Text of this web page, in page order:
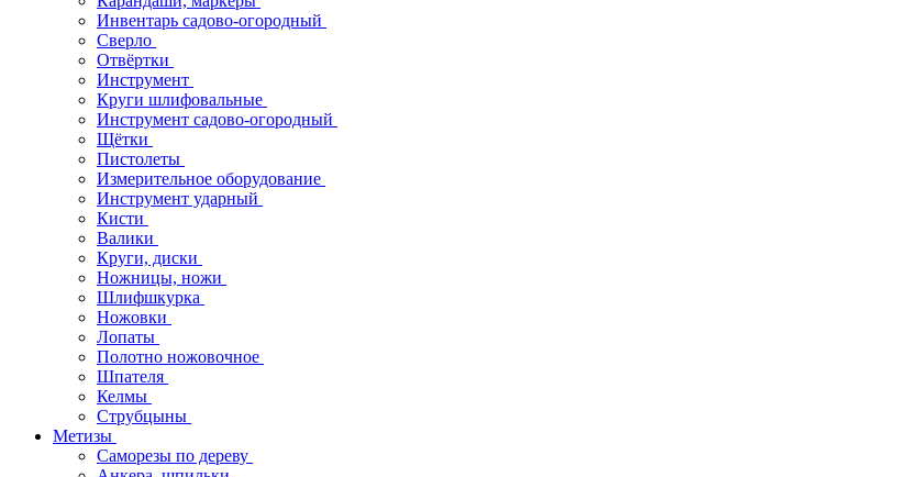
Инвентарь садово-огородный
Сверло
Отвёртки
Инструмент
Круги шлифовальные
Инструмент садово-огородный
Щётки
Пистолеты
Измерительное оборудование
Инструмент ударный
Кисти
Валики
Круги, диски
Ножницы, ножи
Шлифшкурка
Ножовки
Лопаты
Полотно ножовочное
Шпателя
Келмы
Струбцыны
Метизы
Саморезы по дереву